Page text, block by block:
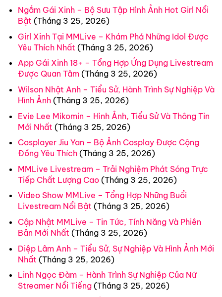
Ngắm Gái Xinh – Bộ Sưu Tập Hình Ảnh Hot Girl Nổi
Bật (Tháng 3 25, 2026)
Girl Xinh Tại MMLive – Khám Phá Những Idol Được
Yêu Thích Nhất (Tháng 3 25, 2026)
App Gái Xinh 18+ – Tổng Hợp Ứng Dụng Livestream
Được Quan Tâm(Tháng 3 25, 2026)
Wilson Nhật Anh – Tiểu Sử, Hành Trình Sự Nghiệp Và
Hình Ảnh(Tháng 3 25, 2026)
Evie Lee Mikomin – Hình Ảnh, Tiểu Sử Và Thông Tin
Mới Nhất (Tháng 3 25, 2026)
Cosplayer Jiu Yan – Bộ Ảnh Cosplay Được Cộng
Đồng Yêu Thích(Tháng 3 25, 2026)
MMLive Livestream – Trải Nghiệm Phát Sóng Trực
Tiếp Chất Lượng Cao(Tháng 3 25, 2026)
Video Show MMLive – Tổng Hợp Những Buổi
Livestream Nổi Bật (Tháng 3 25, 2026)
Cập Nhật MMLive – Tin Tức, Tính Năng Và Phiên
Bản Mới Nhất (Tháng 3 25, 2026)
Diệp Lâm Anh – Tiểu Sử, Sự Nghiệp Và Hình Ảnh Mới
Nhất (Tháng 3 25, 2026)
Linh Ngọc Đàm – Hành Trình Sự Nghiệp Của Nữ
Streamer Nổi Tiếng(Tháng 3 25, 2026)